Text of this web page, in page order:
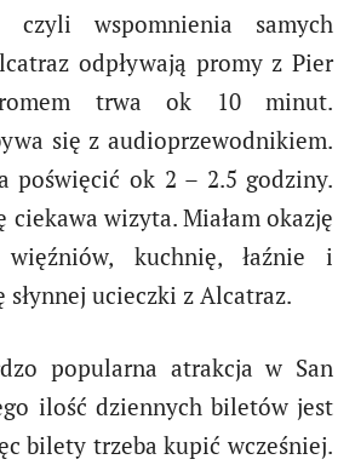
czyli wspomnienia samych
odpływają promy z Pier
trwa ok 10 minut.
się z audioprzewodnikiem.
poświęcić ok 2 – 2.5 godziny.
ciekawa wizyta. Miałam okazję
więźniów, kuchnię, łaźnie i
słynnej ucieczki z Alcatraz.
popularna atrakcja w San
ilość dziennych biletów jest
bilety trzeba kupić wcześniej.